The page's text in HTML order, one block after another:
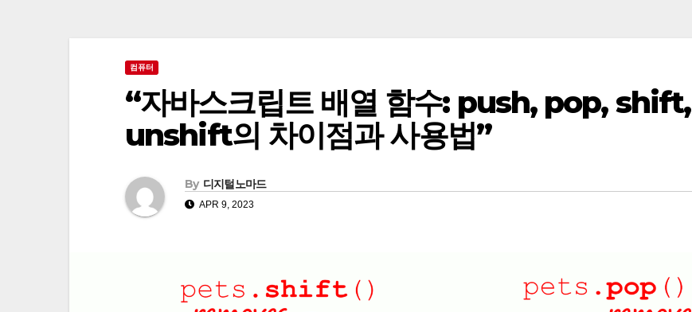
컴퓨터
“자바스크립트 배열 함수: push, pop, shift,
unshift의 차이점과 사용법”
By 디지털노마드
APR 9, 2023